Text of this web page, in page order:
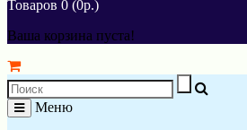
Товаров 0 (0р.)
Ваша корзина пуста!
Меню